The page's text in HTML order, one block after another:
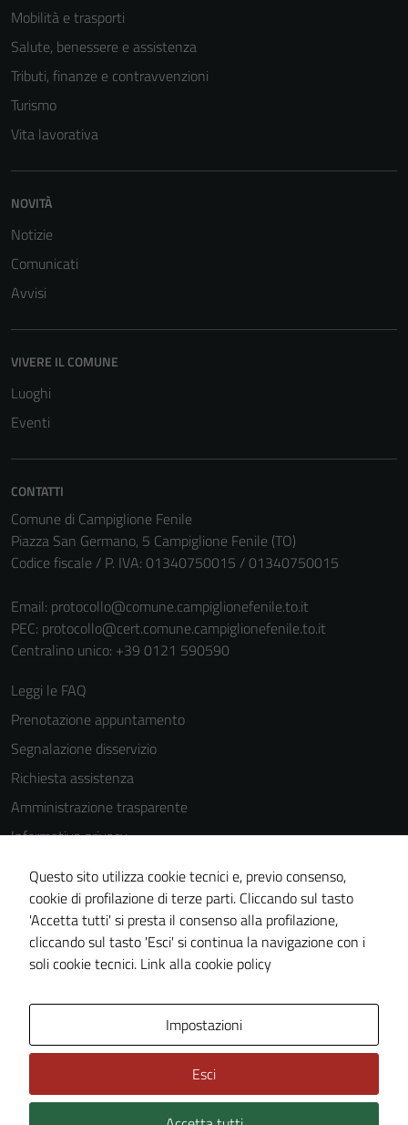
Mobilità e trasporti
Salute, benessere e assistenza
Tributi, finanze e contravvenzioni
Turismo
Vita lavorativa
NOVITÀ
Notizie
Comunicati
Avvisi
VIVERE IL COMUNE
Luoghi
Eventi
CONTATTI
Comune di Campiglione Fenile
Piazza San Germano, 5 Campiglione Fenile (TO)
Codice fiscale / P. IVA: 01340750015 / 01340750015
Email: protocollo@comune.campiglionefenile.to.it
PEC: protocollo@cert.comune.campiglionefenile.to.it
Centralino unico: +39 0121 590590
Leggi le FAQ
Prenotazione appuntamento
Segnalazione disservizio
Richiesta assistenza
Amministrazione trasparente
Informativa privacy
Cookie Policy
Note legali
Dichiarazione di accessibilità
Piano di miglioramento del sito
Questo sito utilizza cookie tecnici e, previo consenso,
cookie di profilazione di terze parti. Cliccando sul tasto
'Accetta tutti' si presta il consenso alla profilazione,
cliccando sul tasto 'Esci' si continua la navigazione con i
soli cookie tecnici. Link alla cookie policy
Impostazioni
Esci
del sito e non
possono
essere
disabilitati.
Questi cookie
non raccolgono
personali.